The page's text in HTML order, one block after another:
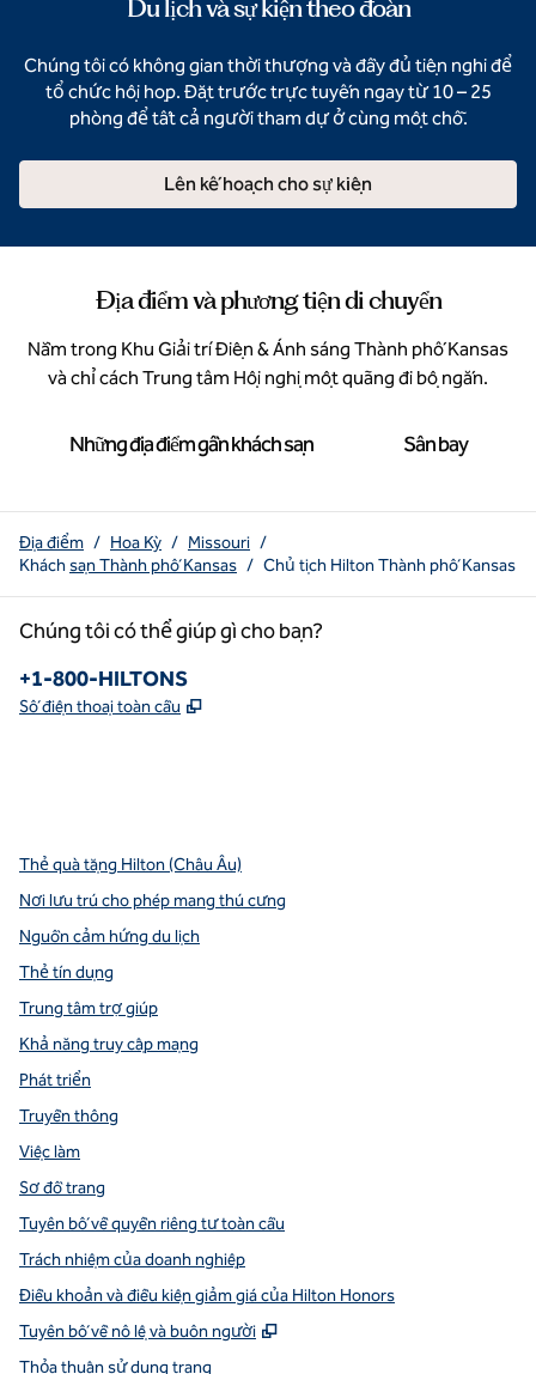
Du lịch và sự kiện theo đoàn
Chúng tôi có không gian thời thượng và đầy đủ tiện nghi để
tổ chức hội họp. Đặt trước trực tuyến ngay từ 10 – 25
phòng để tất cả người tham dự ở cùng một chỗ.
Lên kế hoạch cho sự kiện
Địa điểm và phương tiện di chuyển
Nằm trong Khu Giải trí Điện & Ánh sáng Thành phố Kansas
và chỉ cách Trung tâm Hội nghị một quãng đi bộ ngắn.
Những địa điểm gần khách sạn Sân bay
Địa điểm / Hoa Kỳ / Missouri /
Kháchsạn Thành phố Kansas / Chủ tịch Hilton Thành phố Kansas
Chúng tôi có thể giúp gì cho bạn?
Điện thoại:
+1-800-HILTONS
Số điện thoại toàn cầu ,
Thẻ quà tặng Hilton (Châu Âu)
Nơi lưu trú cho phép mang thú cưng
Nguồn cảm hứng du lịch
Thẻ tín dụng
Trung tâm trợ giúp
Khả năng truy cập mạng
Phát triển
Truyền thông
Việc làm
Sơ đồ trang
Tuyên bố về quyền riêng tư toàn cầu
Trách nhiệm của doanh nghiệp
Điều khoản và điều kiện giảm giá của Hilton Honors
Tuyên bố về nô lệ và buôn người
,
Thỏa thuận sử dụng trang